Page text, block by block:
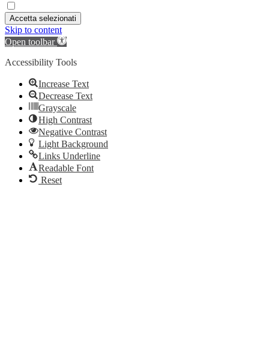
Accetta selezionati
Skip to content
Open toolbar
Accessibility Tools
Increase Text
Decrease Text
Grayscale
High Contrast
Negative Contrast
Light Background
Links Underline
Readable Font
Reset